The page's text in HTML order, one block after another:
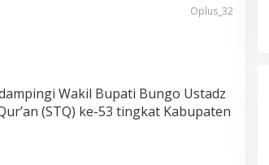
Oplus_32
Wakil Bupati Bungo Ustadz
(STQ) ke-53 tingkat Kabupaten